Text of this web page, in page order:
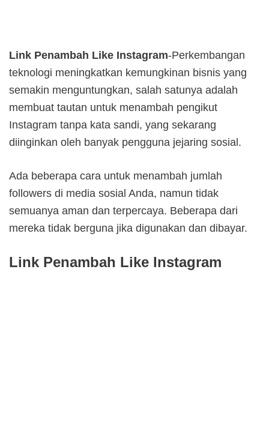
Link Penambah Like Instagram-Perkembangan
teknologi meningkatkan kemungkinan bisnis yang
semakin menguntungkan, salah satunya adalah
membuat tautan untuk menambah pengikut
Instagram tanpa kata sandi, yang sekarang
diinginkan oleh banyak pengguna jejaring sosial.
Ada beberapa cara untuk menambah jumlah
followers di media sosial Anda, namun tidak
semuanya aman dan terpercaya. Beberapa dari
mereka tidak berguna jika digunakan dan dibayar.
Link Penambah Like Instagram